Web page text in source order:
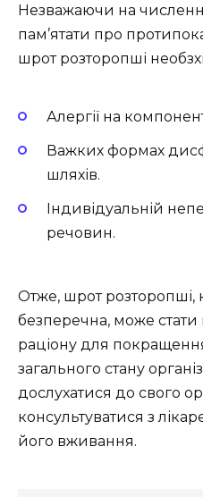
Незважаючи на
пам’ятати про
шрот розторопші
Алергії на
Важких формах
шляхів.
Індивідуальній
речовин.
Отже, шрот розторопші,
безперечна, може
раціону для
загального стану
дослухатися до свого
консультуватися з
його вживання.